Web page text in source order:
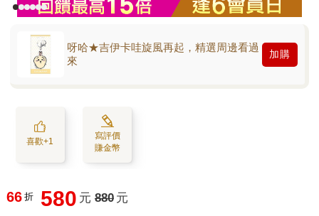
呀哈★吉伊卡哇旋風再起，精選周邊看過
來
加購
喜歡+1
寫評價
賺金幣
66 折 580 元 880 元